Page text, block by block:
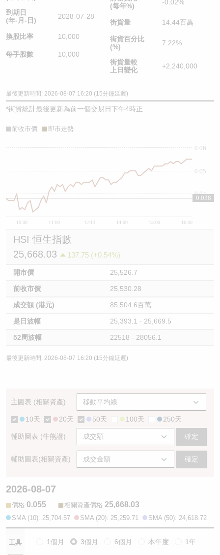
到期日
(年-月-日)
2028-07-28
換股比率 10,000
每手股數 10,000
(每年%)
-0.02%
街貨量 14.44百萬
街貨百分比
(%)
7.22%
街貨量較
上日變化
+2,240,000
最後更新時間: 2026-08-07 16:20 (15分鐘延遲)
*街貨統計最後更新為前一個交易日下午4時正
前收市價 即市走勢
10:00 11:00 12/13 14:00 15:00 16:00
0.04
0.05
0.06
0.038
HSI 恒生指數
25,668.03
137.75 (+0.54%)
開市價 25,526.7
前收市價 25,530.28
成交額 (港元) 85,504.6百萬
是日波幅 25,393.1 - 25,669.5
52周波幅 22518 - 28056.1
最後更新時間: 2026-08-07 16:20 (15分鐘延遲)
主圖表 (相關資產)
10天 20天 50天 100天 250天
輔助圖表 (牛熊證) 確定
輔助圖表(相關資產) 確定
2026-08-07
價格:0.055 相關資產價格:25,668.03
SMA (10): 25,704.57 SMA (20): 25,259.71 SMA (50): 24,618.72
工具 1個月 3個月 6個月 本年度 1年